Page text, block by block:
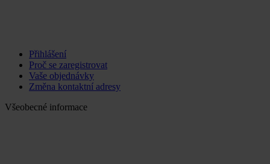
Přihlášení
Proč se zaregistrovat
Vaše objednávky
Změna kontaktní adresy
Všeobecné informace